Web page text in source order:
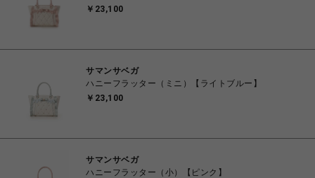
￥23,100
サマンサベガ
ハニーフラッター（ミニ）【ライトブルー】
￥23,100
サマンサベガ
ハニーフラッター（小）【ピンク】